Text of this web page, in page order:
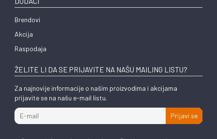
Brendovi
Akcija
Raspodaja
ŽELITE LI DA SE PRIJAVITE NA NAŠU MAILING LISTU?
Za najnovije informacije o našim proizvodima i akcijama
prijavite se na našu e-mail listu.
Prijavi se